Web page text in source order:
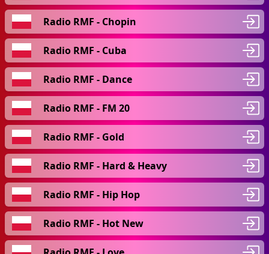
Radio RMF - Chopin
Radio RMF - Cuba
Radio RMF - Dance
Radio RMF - FM 20
Radio RMF - Gold
Radio RMF - Hard & Heavy
Radio RMF - Hip Hop
Radio RMF - Hot New